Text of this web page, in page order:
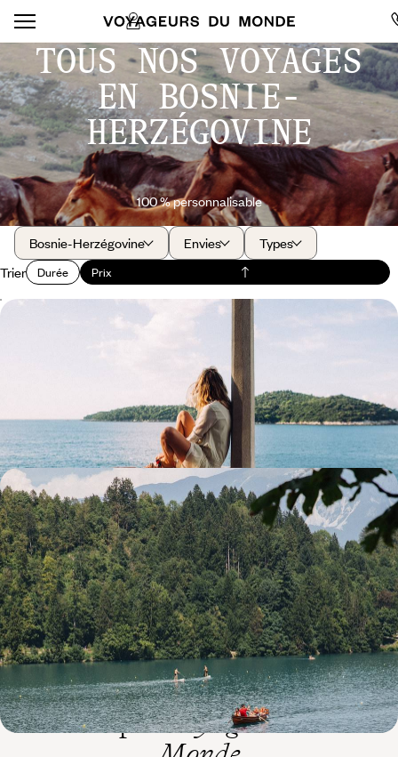
TOUS NOS VOYAGES
EN BOSNIE-
HERZÉGOVINE
100 % personnalisable
Bosnie-Herzégovine Envies
Types
Trier
Durée Prix
Balkan Odissey - Sur les chemins du Monténégro et
Sillonner le Monténégro et la Bosnie, au volant et en liberté, en quête
de patrimoine et de nature à grand spectacle : un road-trip buissonnier
11 jours, de 4400 à 5800 $ CA
Balkans Transit - Slovénie, Croatie, Bosnie et
Monténégro en famille
Un road-trip à travers mer, montagnes et parcs naturels, avec juste ce
qu’il faut d’histoire pour s’imprégner des Balkans
23 jours, de 8100 à 9800 $ CA
L’espritVoyageurs du